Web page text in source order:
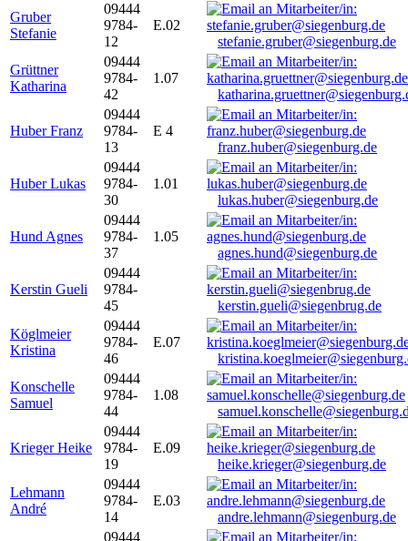
Gruber
Stefanie
09444
9784-
12
E.02
stefanie.gruber@siegenburg.de
Grüttner
Katharina
09444
9784-
42
1.07
Huber Franz
09444
9784-
13
E 4
franz.huber@siegenburg.de
Huber Lukas
09444
9784-
30
1.01
lukas.huber@siegenburg.de
Hund Agnes
09444
9784-
37
1.05
agnes.hund@siegenburg.de
Kerstin Gueli
09444
9784-
45
kerstin.gueli@siegenbrug.de
Köglmeier
Kristina
09444
9784-
46
E.07
Konschelle
Samuel
09444
9784-
44
1.08
Krieger Heike
09444
9784-
19
E.09
heike.krieger@siegenburg.de
Lehmann
André
09444
9784-
14
E.03
andre.lehmann@siegenburg.de
09444